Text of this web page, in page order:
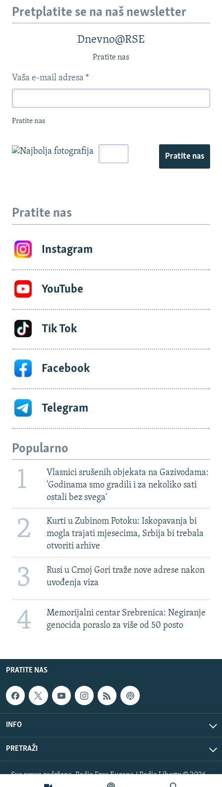
Pretplatite se na naš newsletter
Dnevno@RSE
Pratite nas
Vaša e-mail adresa *
Pratite nas
Pratite nas
Pratite nas
Instagram
YouTube
Tik Tok
Facebook
Telegram
Popularno
1
Vlasnici srušenih objekata na Gazivodama:
'Godinama smo gradili i za nekoliko sati
ostali bez svega'
2
Kurti u Zubinom Potoku: Iskopavanja bi
mogla trajati mjesecima, Srbija bi trebala
otvoriti arhive
3
Rusi u Crnoj Gori traže nove adrese nakon
uvođenja viza
4
Memorijalni centar Srebrenica: Negiranje
genocida poraslo za više od 50 posto
PRATITE NAS
INFO
PRETRAŽI
Sva prava zadržana. Radio Free Europe / Radio Liberty © 2026
RFE/RL, Inc.